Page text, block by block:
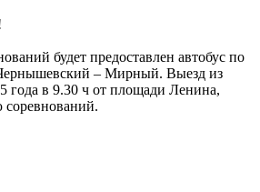
будет предоставлен автобус по
– Мирный. Выезд из
года в 9.30 ч от площади Ленина,
соревнований.